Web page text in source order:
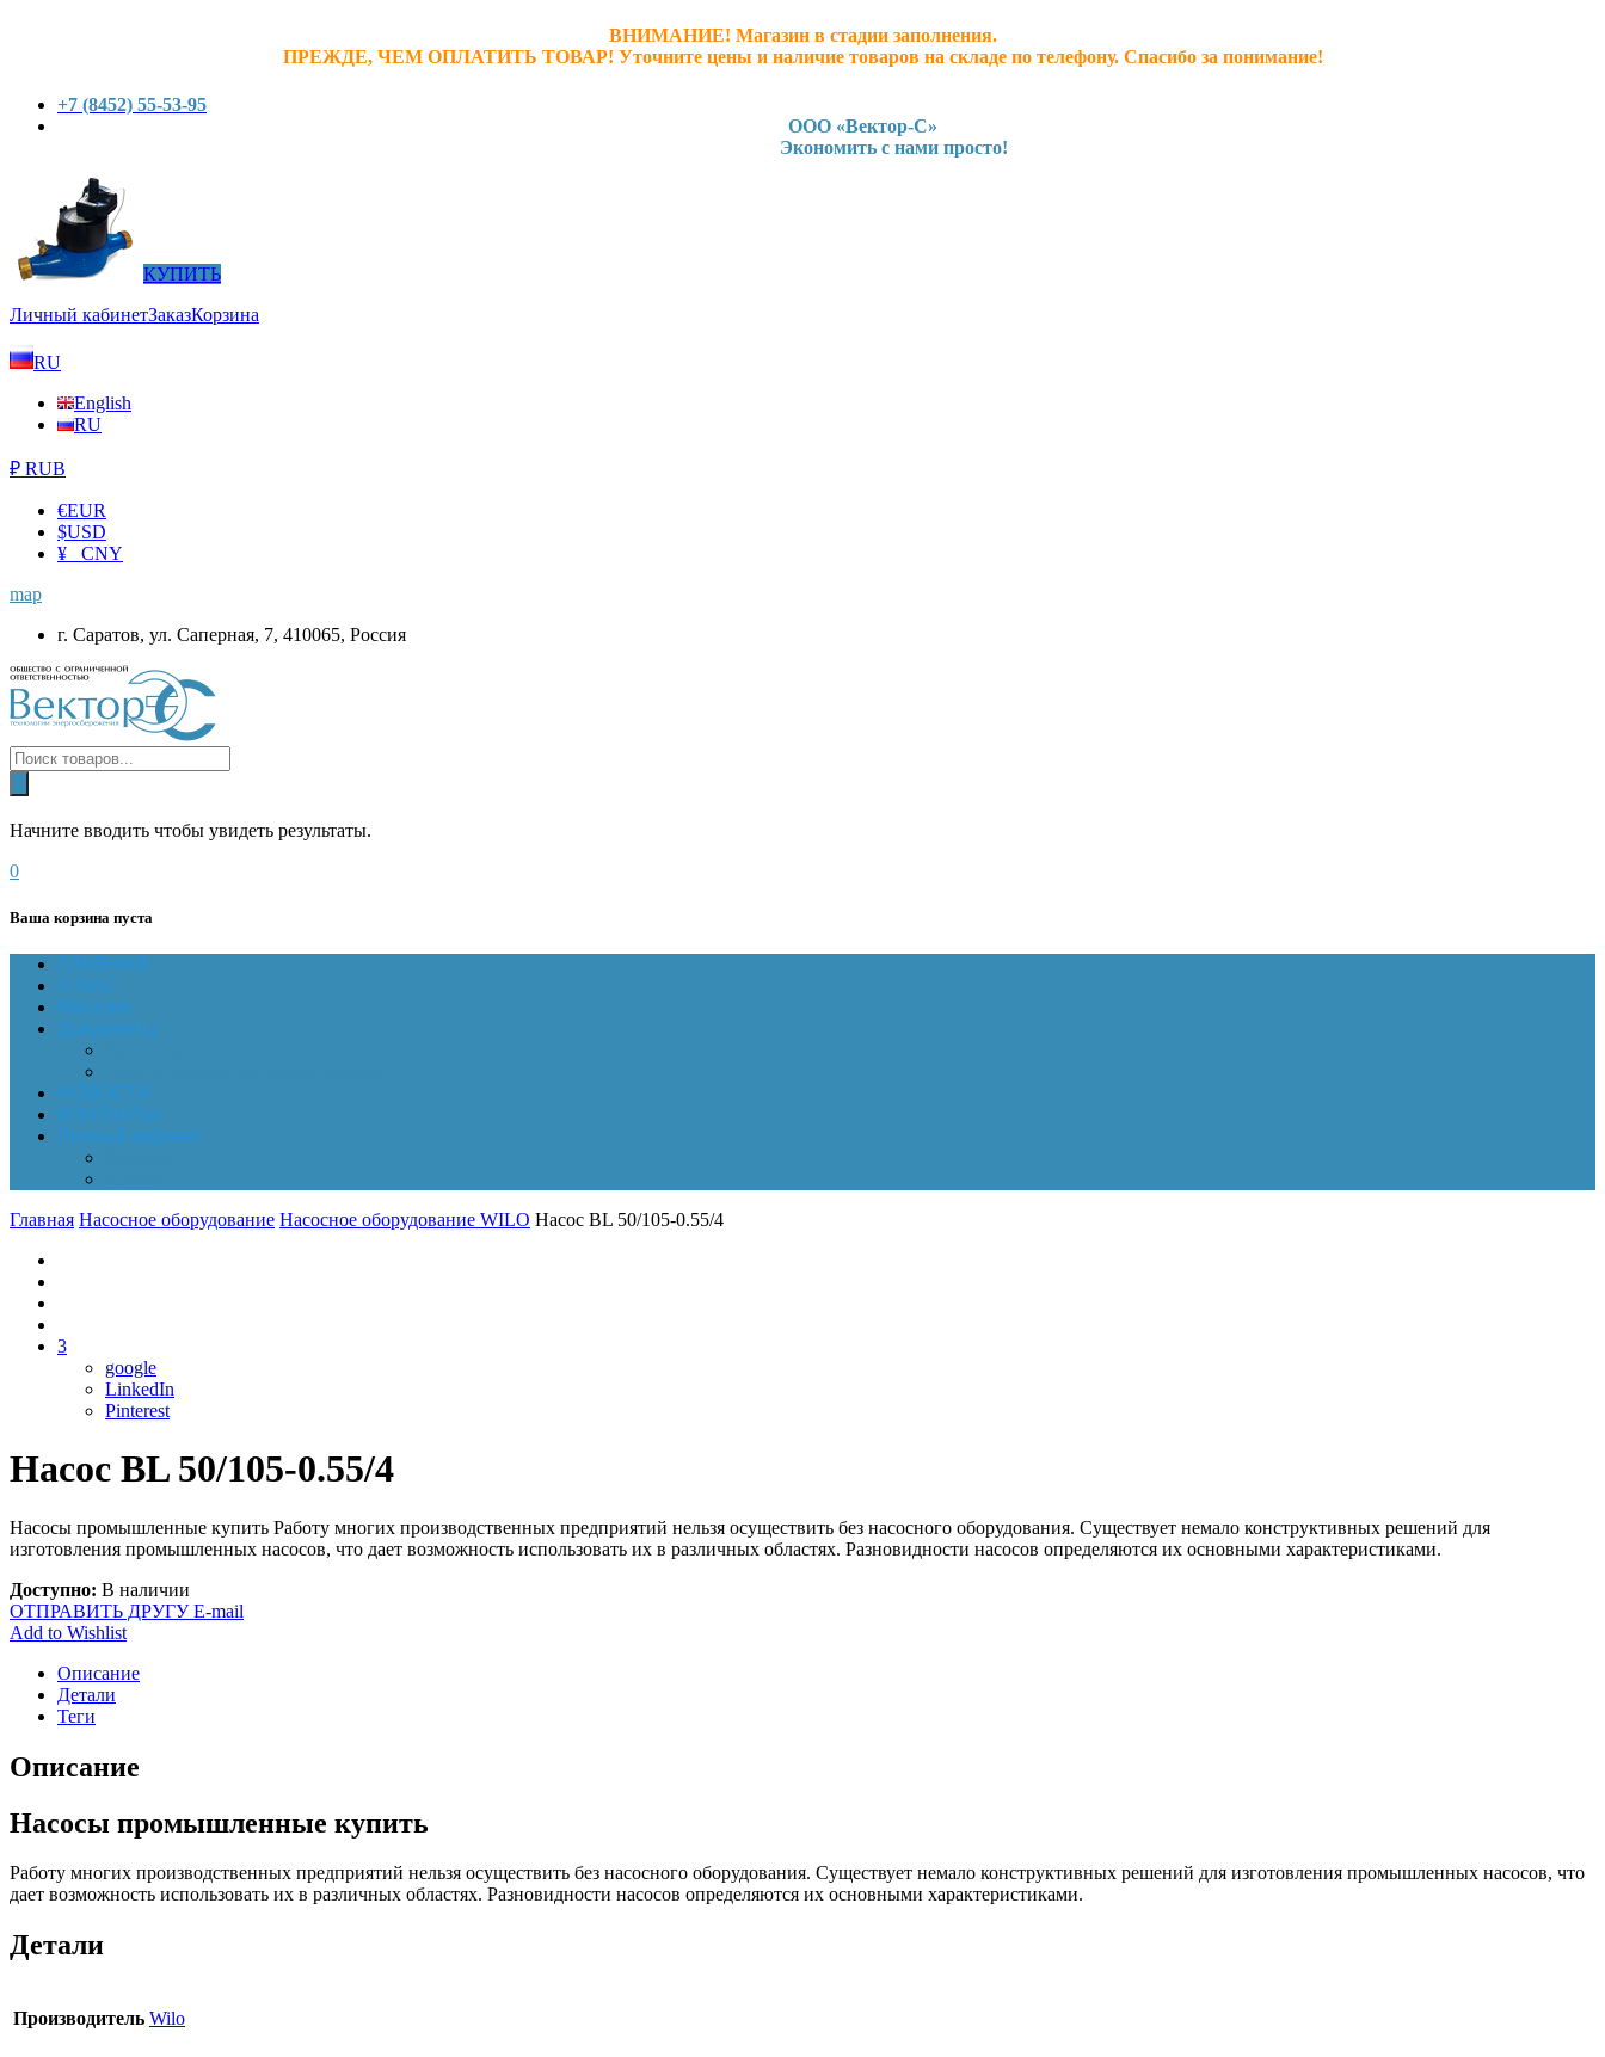
ВНИМАНИЕ! Магазин в стадии заполнения.
ПРЕЖДЕ, ЧЕМ ОПЛАТИТЬ ТОВАР! Уточните цены и наличие товаров на складе по телефону. Спасибо за понимание!
+7 (8452) 55-53-95
ООО «Вектор-С»
Экономить с нами просто!
КУПИТЬ
Личный кабинетЗаказКорзина
RU
English
RU
₽ RUB
€EUR
$USD
¥ CNY
map
г. Саратов, ул. Саперная, 7, 410065, Россия
Начните вводить чтобы увидеть результаты.
0
Ваша корзина пуста
ГЛАВНАЯ
О НАС
Магазин
Документы
НОВОСТИ
КОНТАКТЫ
Личный кабинет
Главная Насосное оборудование Насосное оборудование WILO Насос BL 50/105-0.55/4
3
google
LinkedIn
Pinterest
Насос BL 50/105-0.55/4
Насосы промышленные купить Работу многих производственных предприятий нельзя осуществить без насосного оборудования. Существует немало конструктивных решений для
изготовления промышленных насосов, что дает возможность использовать их в различных областях. Разновидности насосов определяются их основными характеристиками.
Доступно: В наличии
ОТПРАВИТЬ ДРУГУ E-mail
Add to Wishlist
Описание
Детали
Теги
Описание
Насосы промышленные купить
Работу многих производственных предприятий нельзя осуществить без насосного оборудования. Существует немало конструктивных решений для изготовления промышленных насосов, что
дает возможность использовать их в различных областях. Разновидности насосов определяются их основными характеристиками.
Детали
Производитель Wilo